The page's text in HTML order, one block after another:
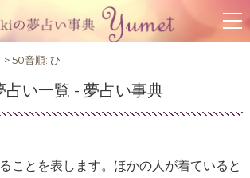
50音順: ひ
占い一覧 - 夢占い事典
ことを表します。ほかの人が着ていると